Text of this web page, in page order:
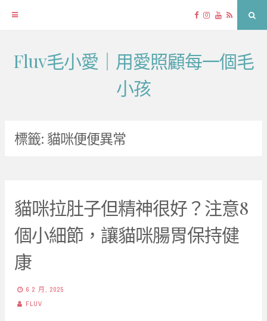
Skip
Facebook
Instagram
YouTube
RSS
Fluv毛小愛｜用愛照顧每一個毛
小孩
標籤: 貓咪便便異常
貓咪拉肚子但精神很好？注意8
個小細節，讓貓咪腸胃保持健
康
6 2 月, 2025
FLUV